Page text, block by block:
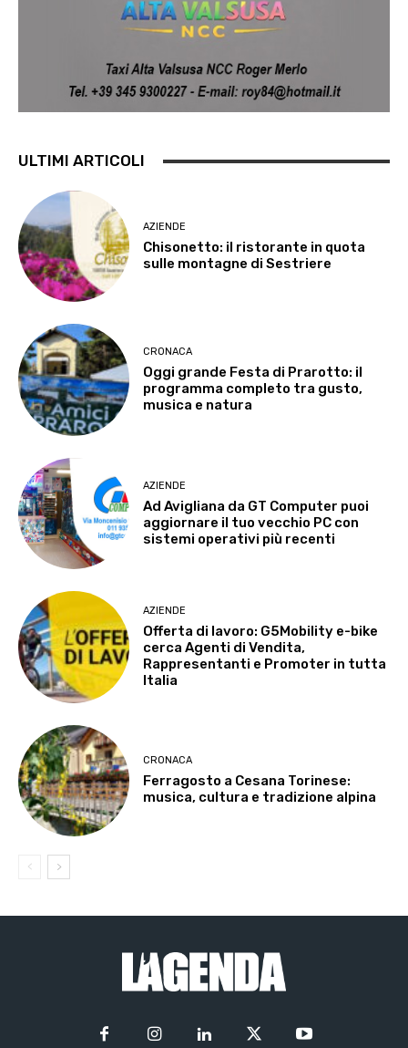
ULTIMI ARTICOLI
AZIENDE
Chisonetto: il ristorante in quota
sulle montagne di Sestriere
CRONACA
Oggi grande Festa di Prarotto: il
programma completo tra gusto,
musica e natura
AZIENDE
Ad Avigliana da GT Computer puoi
aggiornare il tuo vecchio PC con
sistemi operativi più recenti
AZIENDE
Offerta di lavoro: G5Mobility e-bike
cerca Agenti di Vendita,
Rappresentanti e Promoter in tutta
Italia
CRONACA
Ferragosto a Cesana Torinese:
musica, cultura e tradizione alpina